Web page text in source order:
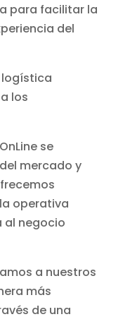
para facilitar la
del
los
se
mercado y
operativa
negocio
a nuestros
más
de una